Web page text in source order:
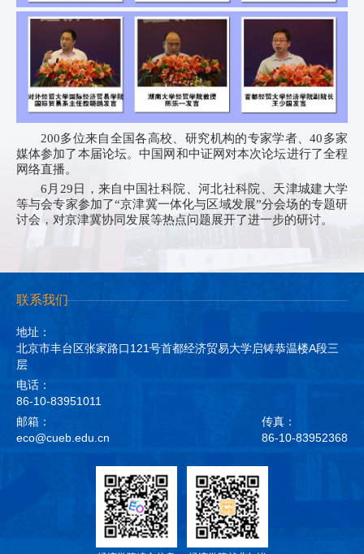
200多位来自全国各高校、研究机构的专家学者、40多家
媒体参加了本届论坛。中国网和中证网对本次论坛进行了全程
网络直播。
6月29日，来自中国社科院、河北社科院、天津城建大学
等与会专家参加了“京津冀一体化与区域发展”分会场的专题研
讨会，对京津冀协同发展等热点问题展开了进一步的研讨。
联系我们
地址：
北京市丰台区张家路口121号首都经济贸易大学启铸恭温楼A段三
层
电话：
86-10-83951011
邮箱：
eco@cueb.edu.cn
传真：
86-10-83952368